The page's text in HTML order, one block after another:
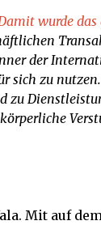
wurde das
der
sich zu
zu
Mit auf